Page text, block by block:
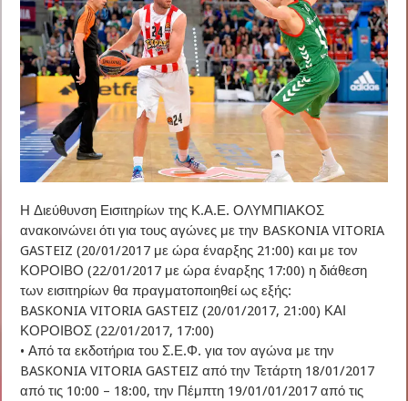
Η Διεύθυνση Εισιτηρίων της Κ.Α.Ε. ΟΛΥΜΠΙΑΚΟΣ
ανακοινώνει ότι για τους αγώνες με την BASKONIA VITORIA
GASTEIZ (20/01/2017 με ώρα έναρξης 21:00) και με τον
ΚΟΡΟΙΒΟ (22/01/2017 με ώρα έναρξης 17:00) η διάθεση
των εισιτηρίων θα πραγματοποιηθεί ως εξής:
BASKONIA VITORIA GASTEIZ (20/01/2017, 21:00) ΚΑΙ
ΚΟΡΟΙΒΟΣ (22/01/2017, 17:00)
• Από τα εκδοτήρια του Σ.Ε.Φ. για τον αγώνα με την
BASKONIA VITORIA GASTEIZ από την Τετάρτη 18/01/2017
από τις 10:00 – 18:00, την Πέμπτη 19/01/01/2017 από τις